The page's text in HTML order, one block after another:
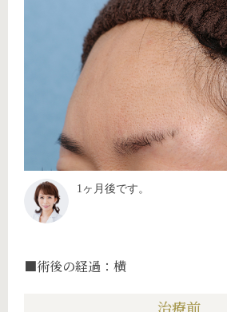
1ヶ月後です。
■術後の経過：横
治療前